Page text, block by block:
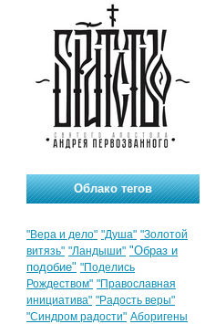
Облако тегов
"Вера и дело" "Душа" "Золотой
витязь" "Ландыши" "Образ и
подобие" "Поделись
Рождеством" "Православная
инициатива" "Радость веры"
"Синдром радости" Аборигены